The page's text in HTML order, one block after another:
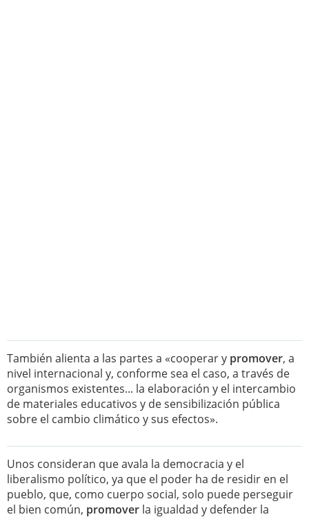
También alienta a las partes a «cooperar y promover, a
nivel internacional y, conforme sea el caso, a través de
organismos existentes... la elaboración y el intercambio
de materiales educativos y de sensibilización pública
sobre el cambio climático y sus efectos».
Unos consideran que avala la democracia y el
liberalismo político, ya que el poder ha de residir en el
pueblo, que, como cuerpo social, solo puede perseguir
el bien común, promover la igualdad y defender la